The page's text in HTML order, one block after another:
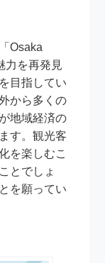
Osaka
力を再発見
目指してい
から多くの
地域経済の
す。観光客
を楽しむこ
とでしょ
を願ってい